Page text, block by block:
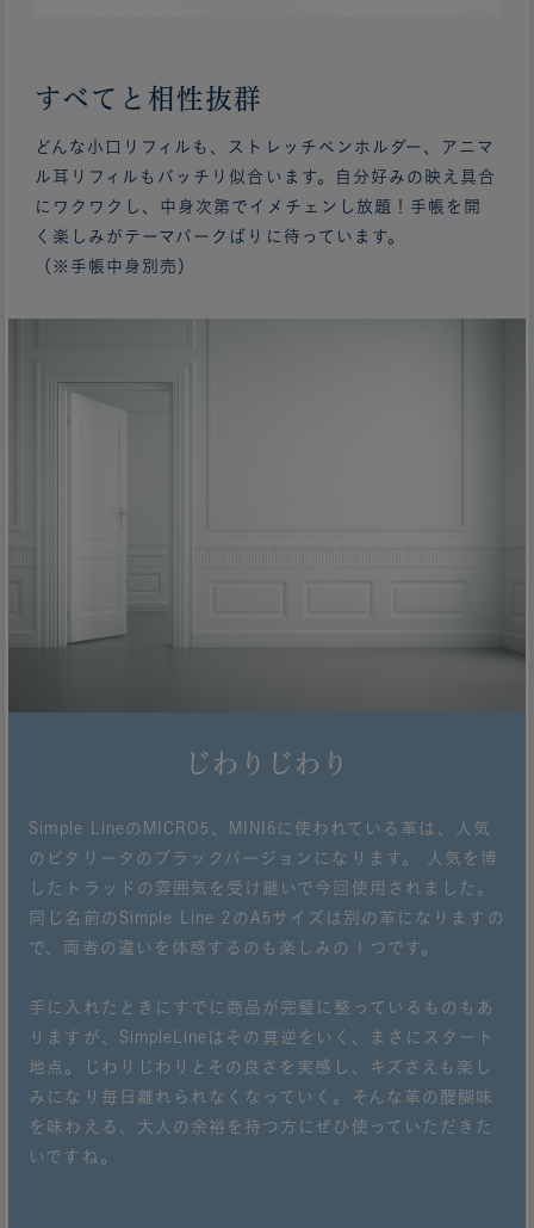
すべてと相性抜群
どんな小口リフィルも、ストレッチペンホルダー、アニマ
ル耳リフィルもバッチリ似合います。自分好みの映え具合
にワクワクし、中身次第でイメチェンし放題！手帳を開
く楽しみがテーマパークばりに待っています。
（※手帳中身別売）
じわりじわり
Simple LineのMICRO5、MINI6に使われている革は、人気
のビタリータのブラックバージョンになります。 人気を博
したトラッドの雰囲気を受け継いで今回使用されました。
同じ名前のSimple Line 2のA5サイズは別の革になりますの
で、両者の違いを体感するのも楽しみの１つです。
手に入れたときにすでに商品が完璧に整っているものもあ
りますが、SimpleLineはその真逆をいく、まさにスタート
地点。じわりじわりとその良さを実感し、キズさえも楽し
みになり毎日離れられなくなっていく。そんな革の醍醐味
を味わえる、大人の余裕を持つ方にぜひ使っていただきた
いですね。